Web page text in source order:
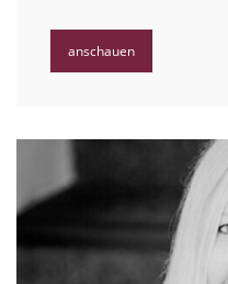
anschauen